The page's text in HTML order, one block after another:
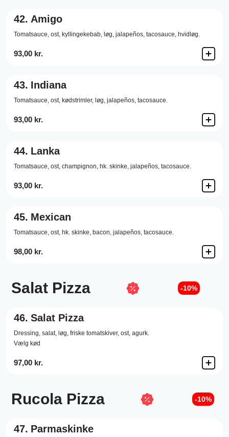
42. Amigo
Tomatsauce, ost, kyllingekebab, løg, jalapeños, tacosauce, hvidløg.
93,00 kr.
43. Indiana
Tomatsauce, ost, kødstrimler, løg, jalapeños, tacosauce.
93,00 kr.
44. Lanka
Tomatsauce, ost, champignon, hk. skinke, jalapeños, tacosauce.
93,00 kr.
45. Mexican
Tomatsauce, ost, hk. skinke, bacon, jalapeños, tacosauce.
98,00 kr.
Salat Pizza -10%
46. Salat Pizza
Dressing, salat, løg, friske tomatskiver, ost, agurk.
Vælg kød
97,00 kr.
Rucola Pizza -10%
47. Parmaskinke